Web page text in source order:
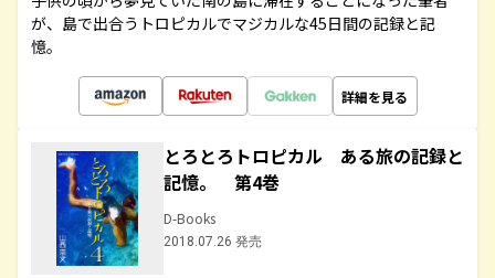
が、島で出合うトロピカルでマジカルな45日間の記録と記
憶。
詳細を見る
とろとろトロピカル ある旅の記録と
記憶。 第4巻
D-Books
2018.07.26 発売